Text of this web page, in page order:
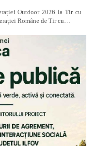
Outdoor 2026 la Tir cu
Române de Tir cu…